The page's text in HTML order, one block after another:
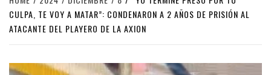
CULPA, TE VOY A MATAR”: CONDENARON A 2 AÑOS DE PRISIÓN AL
ATACANTE DEL PLAYERO DE LA AXION